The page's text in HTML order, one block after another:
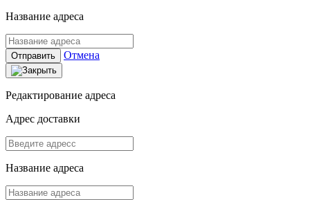
Название адреса
Отправить Отмена
Редактирование адреса
Адрес доставки
Название адреса